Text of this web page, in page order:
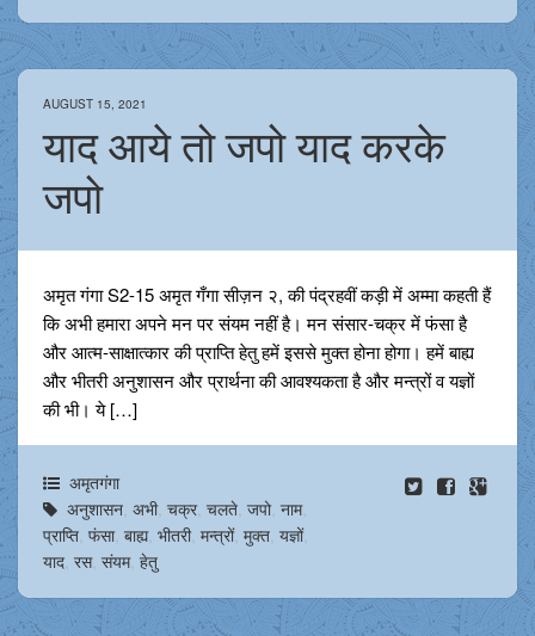
AUGUST 15, 2021
याद आये तो जपो याद करके
जपो
अमृत गंगा S2-15 अमृत गँगा सीज़न २, की पंद्रहवीं कड़ी में अम्मा कहती हैं
कि अभी हमारा अपने मन पर संयम नहीं है। मन संसार-चक्र में फंसा है
और आत्म-साक्षात्कार की प्राप्ति हेतु हमें इससे मुक्त होना होगा। हमें बाह्य
और भीतरी अनुशासन और प्रार्थना की आवश्यकता है और मन्त्रों व यज्ञों
की भी। ये […]
अमृतगंगा
अनुशासन, अभी, चक्र, चलते, जपो, नाम,
प्राप्ति, फंसा, बाह्य, भीतरी, मन्त्रों, मुक्त, यज्ञों,
याद, रस, संयम, हेतु